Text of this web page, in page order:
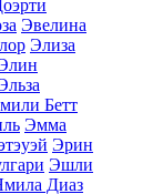
Эвелина
Элиза
Бетт
Эмма
Эрин
Эшли
Диаз